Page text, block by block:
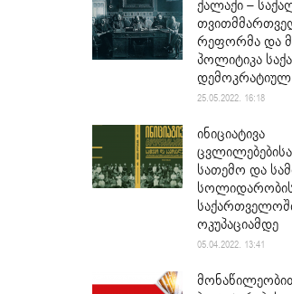
ქალაქი –
რეფორმა და
პოლიტიკა
დემოკრატიულ
25.05.2022. 16:18
ინიციატივა
სათემო და
ოკუპაციამდე
05.04.2022. 13:41